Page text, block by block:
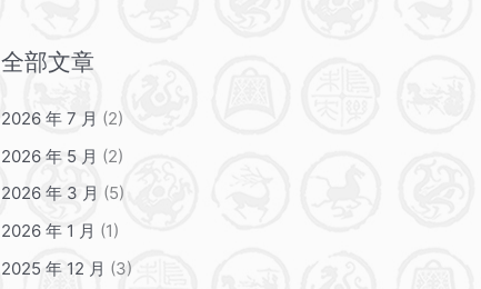
全部文章
2026 年 7 月 (2)
2026 年 5 月 (2)
2026 年 3 月 (5)
2026 年 1 月 (1)
2025 年 12 月 (3)